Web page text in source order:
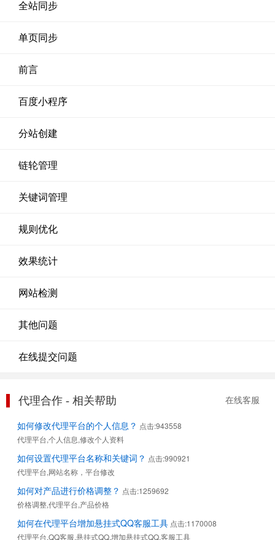
全站同步
单页同步
前言
百度小程序
分站创建
链轮管理
关键词管理
规则优化
效果统计
网站检测
其他问题
在线提交问题
代理合作 - 相关帮助 在线客服
如何修改代理平台的个人信息？ 点击:943558
代理平台,个人信息,修改个人资料
如何设置代理平台名称和关键词？ 点击:990921
代理平台,网站名称，平台修改
如何对产品进行价格调整？ 点击:1259692
价格调整,代理平台,产品价格
如何在代理平台增加悬挂式QQ客服工具 点击:1170008
代理平台,QQ客服,悬挂式QQ,增加悬挂式QQ,客服工具